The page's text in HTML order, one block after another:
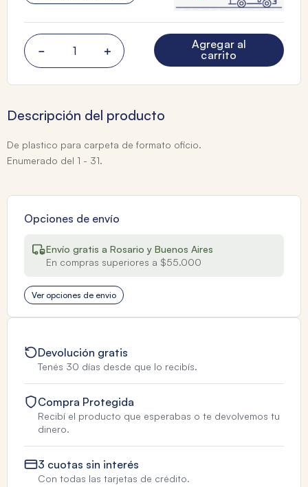
＋
－
Agregar al
carrito
Descripción del producto
De plastico para carpeta de formato oficio.
Enumerado del 1 - 31.
Opciones de envío
Envío gratis a Rosario y Buenos Aires
En compras superiores a $55.000
Ver opciones de envio
Devolución gratis
Tenés 30 días desde que lo recibís.
Compra Protegida
Recibí el producto que esperabas o te devolvemos tu
dinero.
3 cuotas sin interés
Con todas las tarjetas de crédito.